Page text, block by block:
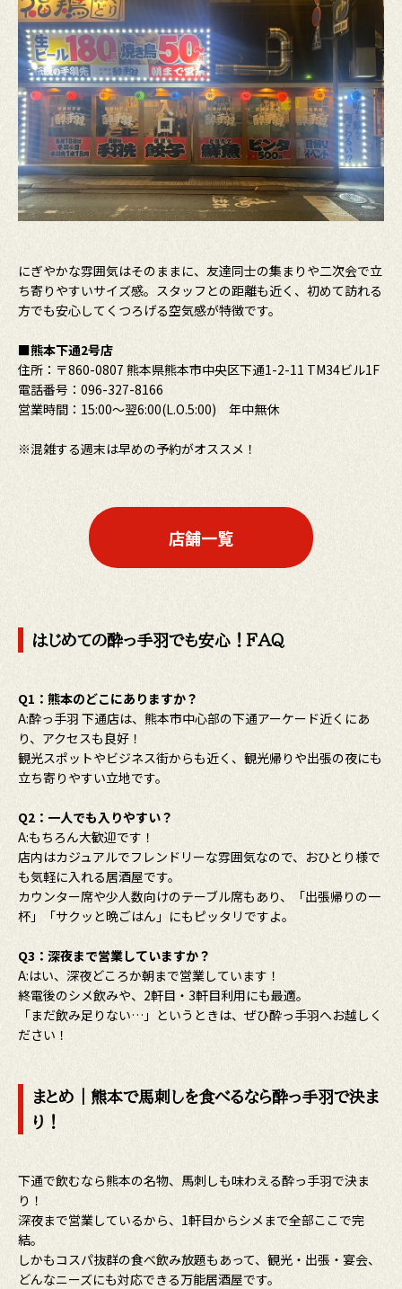
にぎやかな雰囲気はそのままに、友達同士の集まりや二次会で立
ち寄りやすいサイズ感。スタッフとの距離も近く、初めて訪れる
方でも安心してくつろげる空気感が特徴です。
■熊本下通2号店
住所：〒860-0807 熊本県熊本市中央区下通1-2-11 TM34ビル1F
電話番号：096-327-8166
営業時間：15:00〜翌6:00(L.O.5:00) 年中無休
※混雑する週末は早めの予約がオススメ！
店舗一覧
はじめての酔っ手羽でも安心！FAQ
Q1：熊本のどこにありますか？
A:酔っ手羽 下通店は、熊本市中心部の下通アーケード近くにあ
り、アクセスも良好！
観光スポットやビジネス街からも近く、観光帰りや出張の夜にも
立ち寄りやすい立地です。
Q2：一人でも入りやすい？
A:もちろん大歓迎です！
店内はカジュアルでフレンドリーな雰囲気なので、おひとり様で
も気軽に入れる居酒屋です。
カウンター席や少人数向けのテーブル席もあり、「出張帰りの一
杯」「サクッと晩ごはん」にもピッタリですよ。
Q3：深夜まで営業していますか？
A:はい、深夜どころか朝まで営業しています！
終電後のシメ飲みや、2軒目・3軒目利用にも最適。
「まだ飲み足りない…」というときは、ぜひ酔っ手羽へお越しく
ださい！
まとめ｜熊本で馬刺しを食べるなら酔っ手羽で決ま
り！
下通で飲むなら熊本の名物、馬刺しも味わえる酔っ手羽で決ま
り！
深夜まで営業しているから、1軒目からシメまで全部ここで完
結。
しかもコスパ抜群の食べ飲み放題もあって、観光・出張・宴会、
どんなニーズにも対応できる万能居酒屋です。